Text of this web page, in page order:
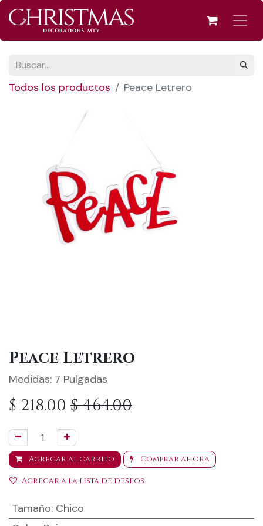
Todos los productos Peace Letrero
Peace Letrero
Medidas: 7 Pulgadas
$ 218.00 $464.00
Agregar al carrito Comprar ahora
Agregar a la lista de deseos
Tamaño: Chico